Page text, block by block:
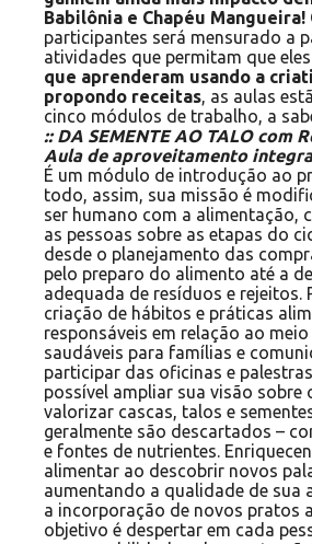
Babilônia e Chapéu Mangueira!
participantes será mensurado a
atividades que permitam que eles
que aprenderam usando a
propondo receitas, as aulas
cinco módulos de trabalho, a
:: DA SEMENTE AO TALO com
Aula de aproveitamento
É um módulo de introdução ao
todo, assim, sua missão é
ser humano com a alimentação,
as pessoas sobre as etapas do
desde o planejamento das
pelo preparo do alimento até a
adequada de resíduos e rejeitos.
criação de hábitos e práticas
responsáveis em relação ao
saudáveis para famílias e
participar das oficinas e
possível ampliar sua visão sobre
valorizar cascas, talos e
geralmente são descartados –
e fontes de nutrientes.
alimentar ao descobrir novos
aumentando a qualidade de sua
a incorporação de novos pratos
objetivo é despertar em cada